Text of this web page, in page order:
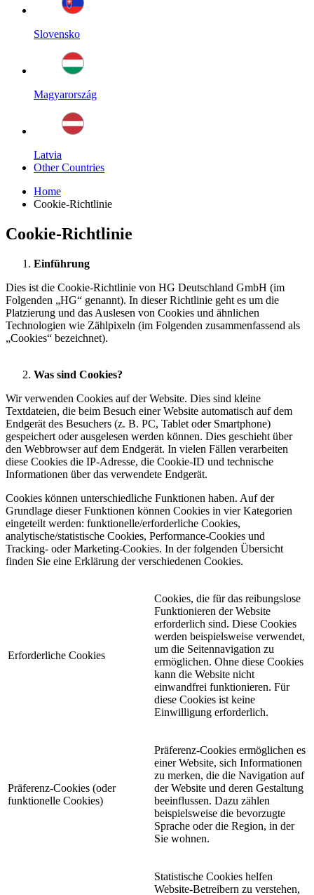
Slovensko
Magyarország
Latvia
Other Countries
Home
Cookie-Richtlinie
Cookie-Richtlinie
Einführung
Dies ist die Cookie-Richtlinie von HG Deutschland GmbH (im
Folgenden „HG“ genannt). In dieser Richtlinie geht es um die
Platzierung und das Auslesen von Cookies und ähnlichen
Technologien wie Zählpixeln (im Folgenden zusammenfassend als
„Cookies“ bezeichnet).
Was sind Cookies?
Wir verwenden Cookies auf der Website. Dies sind kleine
Textdateien, die beim Besuch einer Website automatisch auf dem
Endgerät des Besuchers (z. B. PC, Tablet oder Smartphone)
gespeichert oder ausgelesen werden können. Dies geschieht über
den Webbrowser auf dem Endgerät. In vielen Fällen verarbeiten
diese Cookies die IP-Adresse, die Cookie-ID und technische
Informationen über das verwendete Endgerät.
Cookies können unterschiedliche Funktionen haben. Auf der
Grundlage dieser Funktionen können Cookies in vier Kategorien
eingeteilt werden: funktionelle/erforderliche Cookies,
analytische/statistische Cookies, Performance-Cookies und
Tracking- oder Marketing-Cookies. In der folgenden Übersicht
finden Sie eine Erklärung der verschiedenen Cookies.
Erforderliche Cookies
Cookies, die für das reibungslose
Funktionieren der Website
erforderlich sind. Diese Cookies
werden beispielsweise verwendet,
um die Seitennavigation zu
ermöglichen. Ohne diese Cookies
kann die Website nicht
einwandfrei funktionieren. Für
diese Cookies ist keine
Einwilligung erforderlich.
Präferenz-Cookies (oder
funktionelle Cookies)
Präferenz-Cookies ermöglichen es
einer Website, sich Informationen
zu merken, die die Navigation auf
der Website und deren Gestaltung
beeinflussen. Dazu zählen
beispielsweise die bevorzugte
Sprache oder die Region, in der
Sie wohnen.
Statistische Cookies helfen
Website-Betreibern zu verstehen,